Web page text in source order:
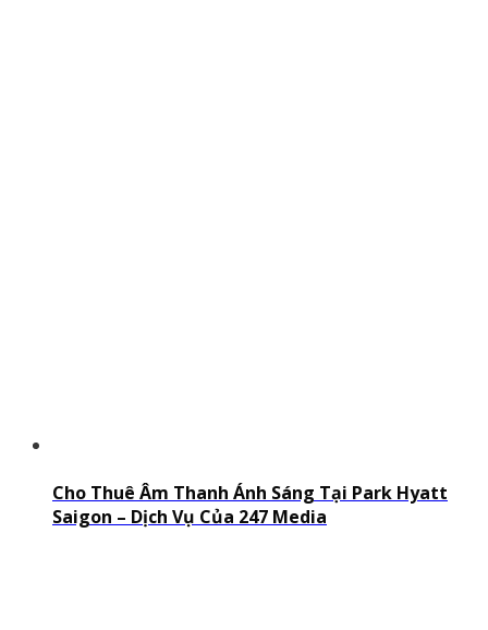
Cho Thuê Âm Thanh Ánh Sáng Tại Park Hyatt
Saigon – Dịch Vụ Của 247 Media